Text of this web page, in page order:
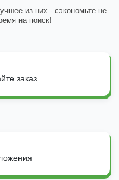
из них - сэкономьте не
на поиск!
заказ